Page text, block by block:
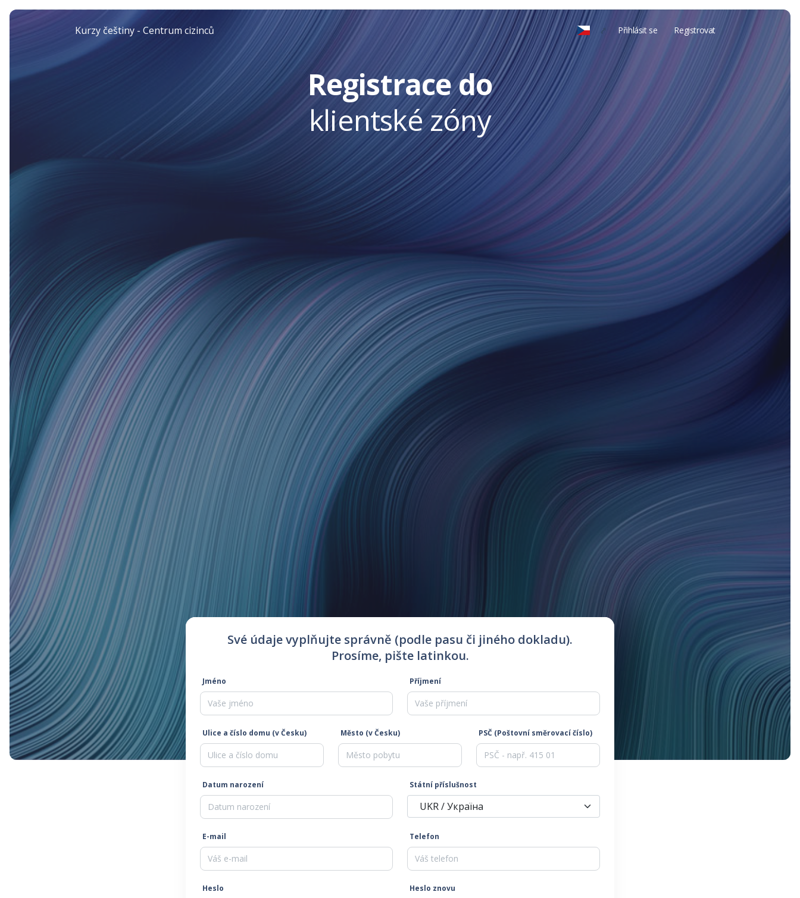
Kurzy češtiny - Centrum cizinců Přihlásit se Registrovat
Registrace do
klientské zóny
Své údaje vyplňujte správně (podle pasu či jiného dokladu).
Prosíme, pište latinkou.
Jméno Příjmení
Ulice a číslo domu (v Česku) Město (v Česku) PSČ (Poštovní směrovací číslo)
Datum narození Státní příslušnost
UKR / Україна
E-mail Telefon
Heslo Heslo znovu